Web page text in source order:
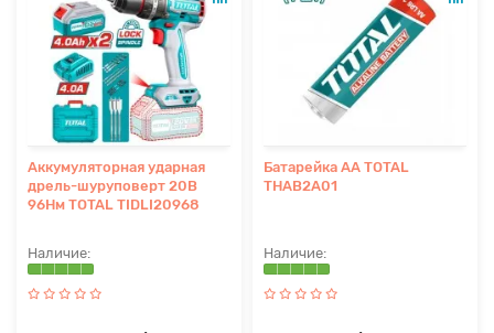
Аккумуляторная ударная
дрель-шуруповерт 20В
96Нм TOTAL TIDLI20968
Батарейка AA TOTAL
THAB2A01